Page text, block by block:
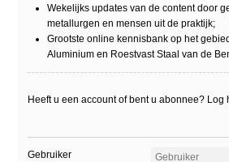
Wekelijks updates van de content door
metallurgen en mensen uit de praktijk;
Grootste online kennisbank op het
Aluminium en Roestvast Staal van de
Heeft u een account of bent u abonnee? Log
Gebruiker